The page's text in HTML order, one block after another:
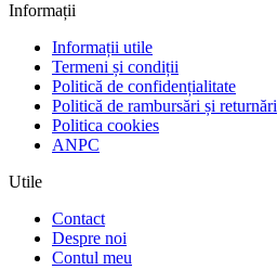
Informații
Informații utile
Termeni și condiții
Politică de confidențialitate
Politică de rambursări și returnări
Politica cookies
ANPC
Utile
Contact
Despre noi
Contul meu